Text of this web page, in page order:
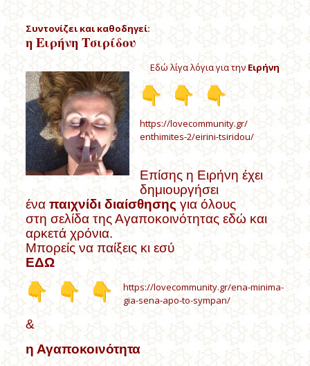
Συντονίζει και καθοδηγεί:
η Ειρήνη Τσιρίδου
Εδώ λίγα λόγια για την Ειρήνη
https://lovecommunity.gr/
enthimites-2/eirini-tsiridou/
Επίσης η Ειρήνη έχει
δημιουργήσει
ένα παιχνίδι διαίσθησης για όλους
στη σελίδα της Αγαποκοινότητας εδώ και
αρκετά χρόνια.
Μπορείς να παίξεις κι εσύ
ΕΔΩ
https://lovecommunity.gr/ena-minima-
gia-sena-apo-to-sympan/
&
η Αγαποκοινότητα